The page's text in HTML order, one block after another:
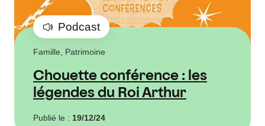
Chouette conférence : les
légendes du Roi Arthur
Famille, Patrimoine
Podcast
Publié le : 19/12/24